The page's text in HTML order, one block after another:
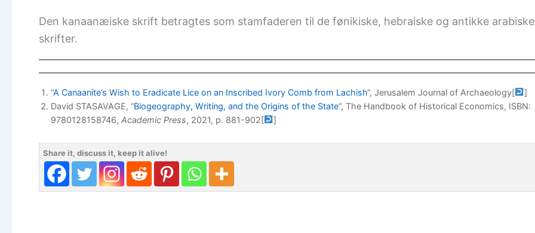
Den kanaanæiske skrift betragtes som stamfaderen til de fønikiske, hebraiske og antikke arabiske
skrifter.
“A Canaanite’s Wish to Eradicate Lice on an Inscribed Ivory Comb from Lachish“, Jerusalem Journal of Archaeology[
]
David STASAVAGE, “Biogeography, Writing, and the Origins of the State“, The Handbook of Historical Economics, ISBN:
9780128158746, Academic Press, 2021, p. 881-902 [ ]
Share it, discuss it, keep it alive!